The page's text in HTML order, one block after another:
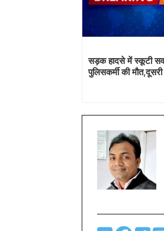
सड़क हादसे में स्कूटी
पुलिसकर्मी की